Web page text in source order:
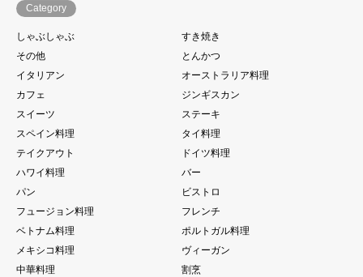
Category
しゃぶしゃぶ
すき焼き
その他
とんかつ
イタリアン
オーストラリア料理
カフェ
ジンギスカン
スイーツ
ステーキ
スペイン料理
タイ料理
テイクアウト
ドイツ料理
ハワイ料理
バー
パン
ビストロ
フュージョン料理
フレンチ
ベトナム料理
ポルトガル料理
メキシコ料理
ヴィーガン
中華料理
割烹